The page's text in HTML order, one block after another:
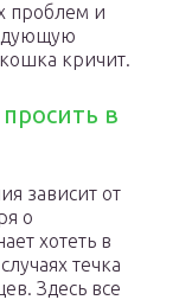
проблем и
кричит.
в
зависит от
о
хотеть в
течка
Здесь все